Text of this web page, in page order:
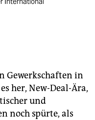
Gewerkschaften in
her, New-Deal-Ära,
und
noch spürte, als